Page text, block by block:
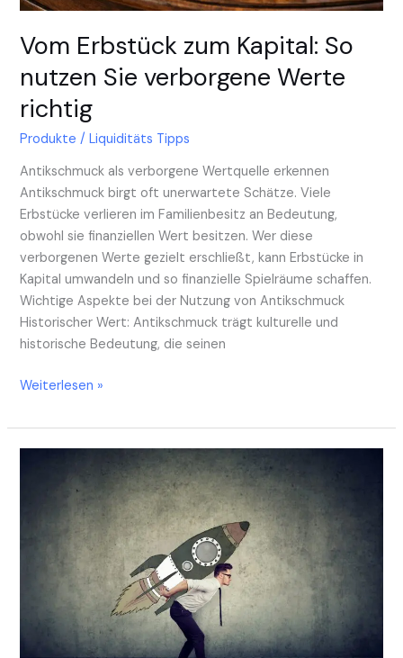
Vom Erbstück zum Kapital: So
nutzen Sie verborgene Werte
richtig
Produkte /Liquiditäts Tipps
Antikschmuck als verborgene Wertquelle erkennen
Antikschmuck birgt oft unerwartete Schätze. Viele
Erbstücke verlieren im Familienbesitz an Bedeutung,
obwohl sie finanziellen Wert besitzen. Wer diese
verborgenen Werte gezielt erschließt, kann Erbstücke in
Kapital umwandeln und so finanzielle Spielräume schaffen.
Wichtige Aspekte bei der Nutzung von Antikschmuck
Historischer Wert: Antikschmuck trägt kulturelle und
historische Bedeutung, die seinen
Weiterlesen »
Stabilität
Gründungsphase